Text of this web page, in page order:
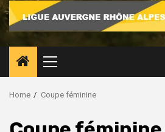
Primary
Menu
Home Coupe féminine